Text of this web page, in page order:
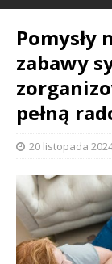
Pomysły
zabawy
pełną
20 listopada